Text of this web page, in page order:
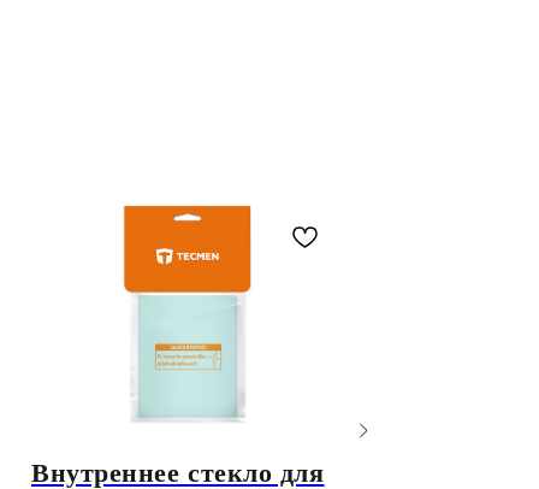
Внутреннее стекло для